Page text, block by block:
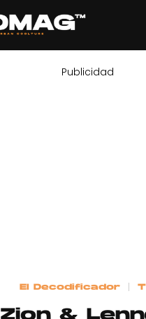
Publicidad
El Decodificador